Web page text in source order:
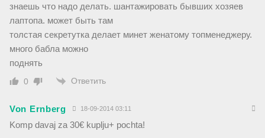
знаешь что надо делать. шантажировать бывших хозяев
лаптопа. может быть там
толстая секретутка делает минет женатому топменеджеру.
много бабла можно
поднять
0 Ответить
Von Ernberg 18-09-2014 03:11
Komp davaj za 30€ kuplju+ pochta!